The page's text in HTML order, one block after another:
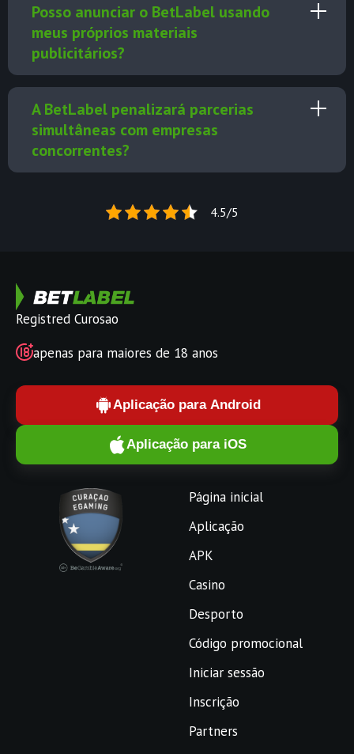
Posso anunciar o BetLabel usando
meus próprios materiais
publicitários?
A BetLabel penalizará parcerias
simultâneas com empresas
concorrentes?
4.5/5
Registred Curosao
apenas para maiores de 18 anos
Aplicação para Android
Aplicação para iOS
Página inicial
Aplicação
APK
Casino
Desporto
Código promocional
Iniciar sessão
Inscrição
Partners